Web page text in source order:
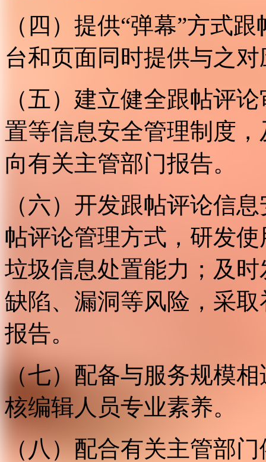
（四）提供“弹幕”方式
台和页面同时提供与之
（五）建立健全跟帖评
置等信息安全管理制度
向有关主管部门报告。
（六）开发跟帖评论信
帖评论管理方式，研发
垃圾信息处置能力；及
缺陷、漏洞等风险，采
报告。
（七）配备与服务规模
核编辑人员专业素养。
（八）配合有关主管部